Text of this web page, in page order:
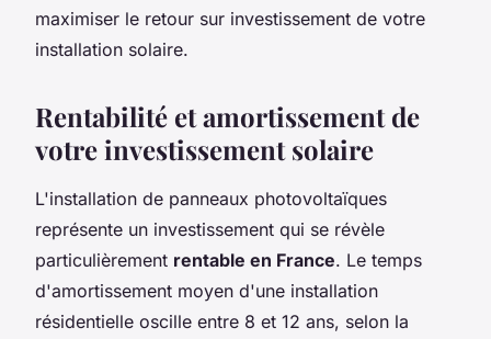
maximiser le retour sur investissement de votre
installation solaire.
Rentabilité et amortissement de
votre investissement solaire
L'installation de panneaux photovoltaïques
représente un investissement qui se révèle
particulièrement rentable en France. Le temps
d'amortissement moyen d'une installation
résidentielle oscille entre 8 et 12 ans, selon la